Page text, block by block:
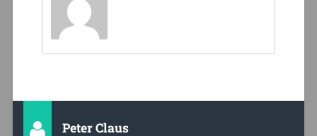
Peter Claus